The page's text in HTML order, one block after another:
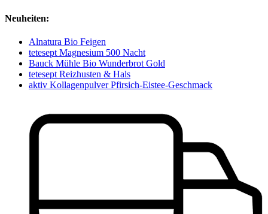
Neuheiten:
Alnatura Bio Feigen
tetesept Magnesium 500 Nacht
Bauck Mühle Bio Wunderbrot Gold
tetesept Reizhusten & Hals
aktiv Kollagenpulver Pfirsich-Eistee-Geschmack